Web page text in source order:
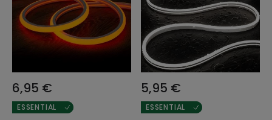
6,95 €
ESSENTIAL
5,95 €
ESSENTIAL